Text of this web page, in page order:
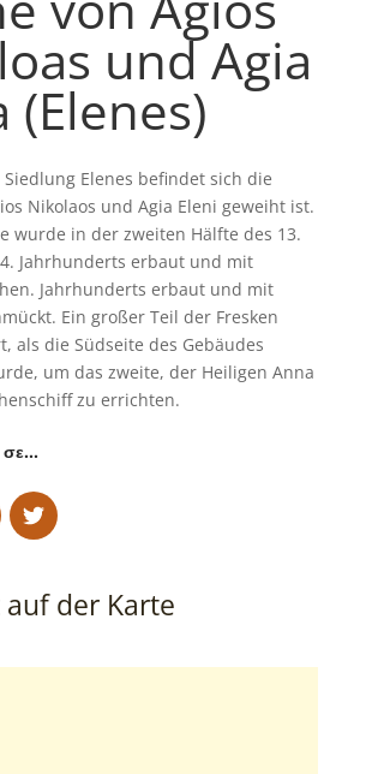
und Agia
(Elenes)
Elenes befindet sich die
Nikolaos und Agia Eleni geweiht ist.
wurde in der zweiten Hälfte des 13.
Jahrhunderts erbaut und mit
Jahrhunderts erbaut und mit
Ein großer Teil der Fresken
als die Südseite des Gebäudes
um das zweite, der Heiligen Anna
zu errichten.
σε…
der Karte